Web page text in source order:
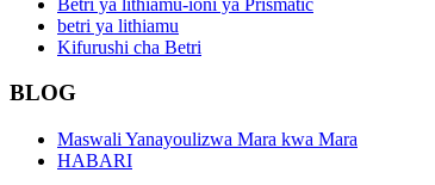
betri ya lithiamu
Kifurushi cha Betri
BLOG
Maswali Yanayoulizwa Mara kwa Mara
HABARI